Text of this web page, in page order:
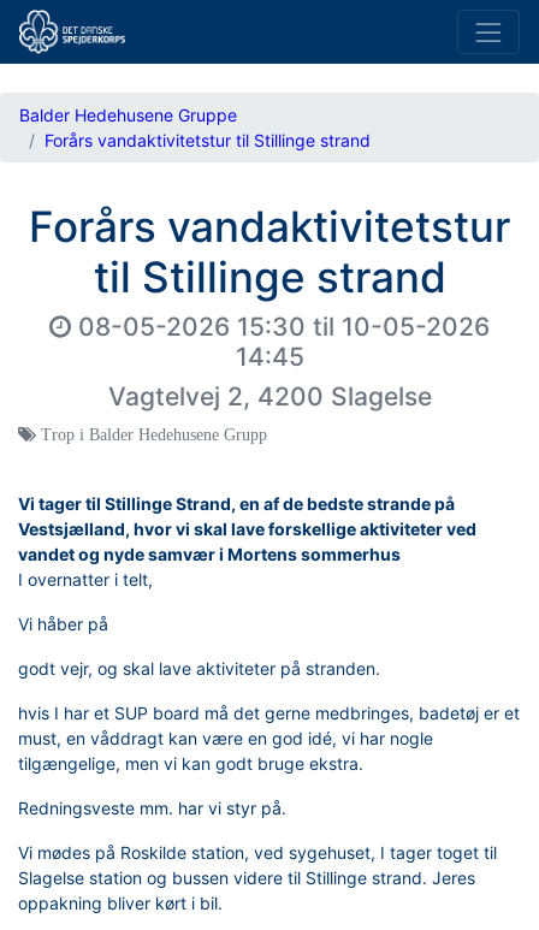
Balder Hedehusene Gruppe
Forårs vandaktivitetstur til Stillinge strand
Forårs vandaktivitetstur
til Stillinge strand
08-05-2026 15:30 til 10-05-2026
14:45
Vagtelvej 2, 4200 Slagelse
Trop i Balder Hedehusene Grupp
Vi tager til Stillinge Strand, en af de bedste strande på
Vestsjælland, hvor vi skal lave forskellige aktiviteter ved
vandet og nyde samvær i Mortens sommerhus
I overnatter i telt,
Vi håber på
godt vejr, og skal lave aktiviteter på stranden.
hvis I har et SUP board må det gerne medbringes, badetøj er et
must, en våddragt kan være en god idé, vi har nogle
tilgængelige, men vi kan godt bruge ekstra.
Redningsveste mm. har vi styr på.
Vi mødes på Roskilde station, ved sygehuset, I tager toget til
Slagelse station og bussen videre til Stillinge strand. Jeres
oppakning bliver kørt i bil.